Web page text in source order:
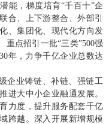
能，梯度培育“千百十”企
合、上下游整合、外部引
、集团化、现代化方向发
重点招引一批“三类”500强
年，力争千亿企业总数达
企业铸链、补链、强链工
进大中小企业融通发展。
力度，提升服务配套千亿
跨越。深入开展新增规模